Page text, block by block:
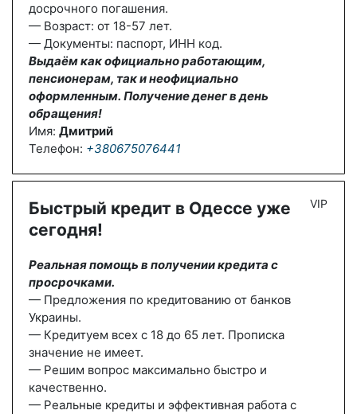
досрочного погашения.
— Возраст: от 18-57 лет.
— Документы: паспорт, ИНН код.
Выдаём как официально работающим,
пенсионерам, так и неофициально
оформленным. Получение денег в день
обращения!
Имя: Дмитрий
Телефон: +380675076441
Быстрый кредит в Одессе уже
сегодня!
Реальная помощь в получении кредита с
просрочками.
— Предложения по кредитованию от банков
Украины.
— Кредитуем всех с 18 до 65 лет. Прописка
значение не имеет.
— Решим вопрос максимально быстро и
качественно.
— Реальные кредиты и эффективная работа с
VIP